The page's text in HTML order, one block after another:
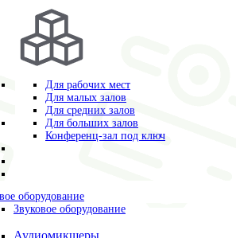
Для рабочих мест
Для малых залов
Для средних залов
Для больших залов
Конференц-зал под ключ
оборудование
Звуковое оборудование
Аудиомикшеры